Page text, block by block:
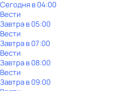
Сегодня в 04:00
Вести
Завтра в 05:00
Вести
Завтра в 07:00
Вести
Завтра в 08:00
Вести
Завтра в 09:00